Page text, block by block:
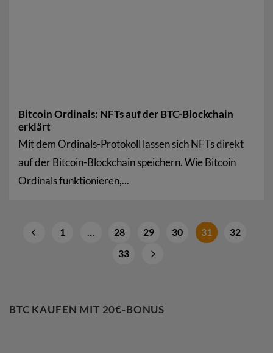
Bitcoin Ordinals: NFTs auf der BTC-Blockchain
erklärt
Mit dem Ordinals-Protokoll lassen sich NFTs direkt
auf der Bitcoin-Blockchain speichern. Wie Bitcoin
Ordinals funktionieren,...
1 … 28 29 30 31
32
33
BTC KAUFEN MIT 20€-BONUS